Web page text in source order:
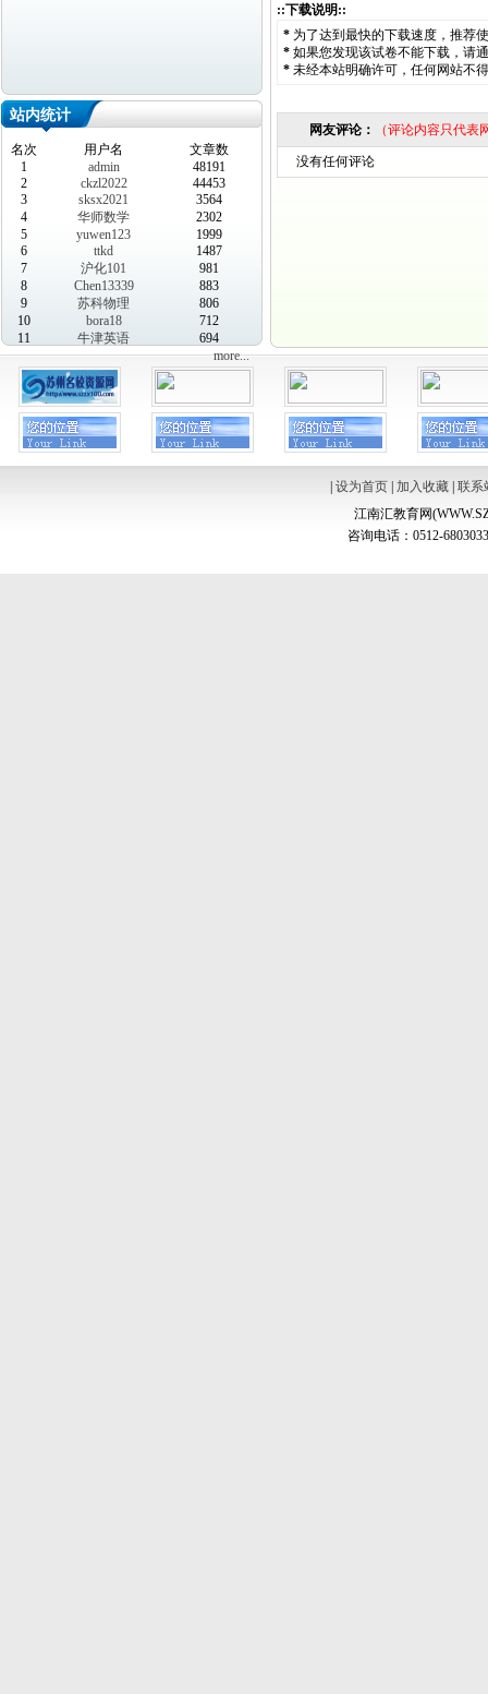
站内统计
名次 用户名
文章数
1
admin
48191
2
ckzl2022
44453
3
sksx2021
3564
4
华师数学
2302
5
yuwen123
1999
6
ttkd
1487
7
沪化101
981
8
Chen13339
883
9
苏科物理
806
10
bora18
712
11
牛津英语
694
more...
::下载说明::
* 为了达到最快的下载速度，推荐
* 如果您发现该试卷不能下载，请
* 未经本站明确许可，任何网站不
网友评论： （评论内容只代
没有任何评论
设为首页| 加入收藏| 联系
江南汇教育网
咨询电话：0512-